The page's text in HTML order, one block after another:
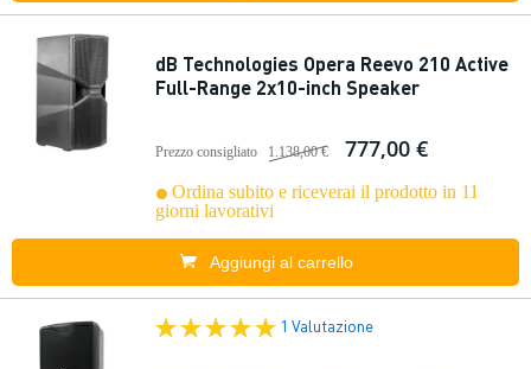
dB Technologies Opera Reevo 210 Active
Full-Range 2x10-inch Speaker
Prezzo consigliato 1.138,00 € 777,00 €
Ordina subito e riceverai il prodotto in 11
giorni lavorativi
Aggiungi al carrello
1 Valutazione